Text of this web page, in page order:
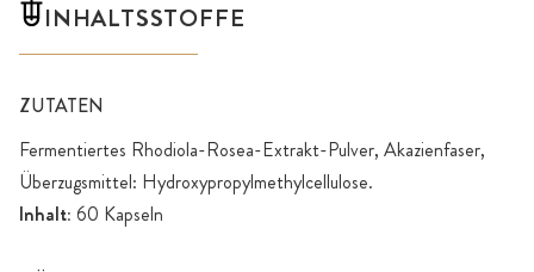
INHALTSSTOFFE
ZUTATEN
Fermentiertes Rhodiola-Rosea-Extrakt-Pulver, Akazienfaser,
Überzugsmittel: Hydroxypropylmethylcellulose.
Inhalt: 60 Kapseln